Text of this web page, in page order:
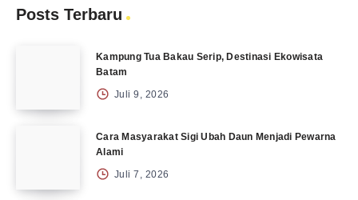
Posts Terbaru
Kampung Tua Bakau Serip, Destinasi Ekowisata
Batam
Juli 9, 2026
Cara Masyarakat Sigi Ubah Daun Menjadi Pewarna
Alami
Juli 7, 2026